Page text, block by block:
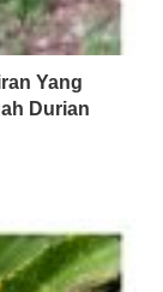
Yang
Durian